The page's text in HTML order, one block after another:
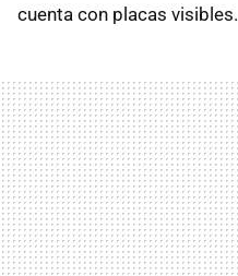
cuenta con placas visibles.